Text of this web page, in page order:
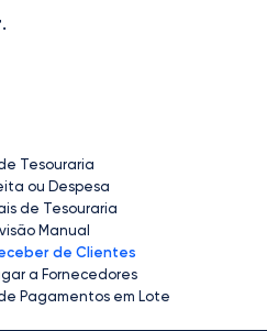
Tesouraria
ou Despesa
de Tesouraria
Manual
de Clientes
a Fornecedores
Pagamentos em Lote
.